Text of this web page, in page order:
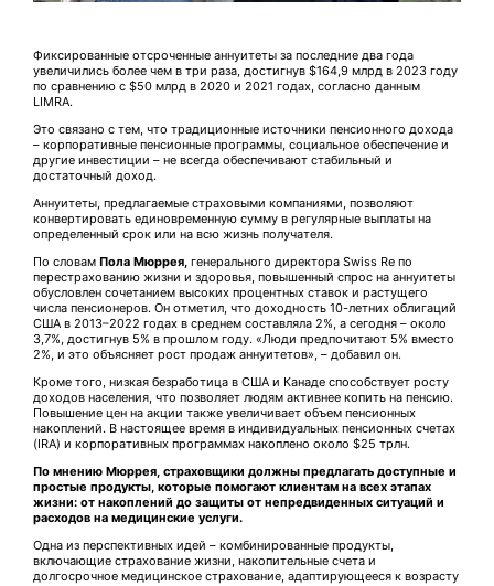
Фиксированные отсроченные аннуитеты за последние два года
увеличились более чем в три раза, достигнув $164,9 млрд в 2023 году
по сравнению с $50 млрд в 2020 и 2021 годах, согласно данным
LIMRA.
Это связано с тем, что традиционные источники пенсионного дохода
– корпоративные пенсионные программы, социальное обеспечение и
другие инвестиции – не всегда обеспечивают стабильный и
достаточный доход.
Аннуитеты, предлагаемые страховыми компаниями, позволяют
конвертировать единовременную сумму в регулярные выплаты на
определенный срок или на всю жизнь получателя.
По словам Пола Мюррея, генерального директора Swiss Re по
перестрахованию жизни и здоровья, повышенный спрос на аннуитеты
обусловлен сочетанием высоких процентных ставок и растущего
числа пенсионеров. Он отметил, что доходность 10-летних облигаций
США в 2013–2022 годах в среднем составляла 2%, а сегодня – около
3,7%, достигнув 5% в прошлом году. «Люди предпочитают 5% вместо
2%, и это объясняет рост продаж аннуитетов», – добавил он.
Кроме того, низкая безработица в США и Канаде способствует росту
доходов населения, что позволяет людям активнее копить на пенсию.
Повышение цен на акции также увеличивает объем пенсионных
накоплений. В настоящее время в индивидуальных пенсионных счетах
(IRA) и корпоративных программах накоплено около $25 трлн.
По мнению Мюррея, страховщики должны предлагать доступные и
простые продукты, которые помогают клиентам на всех этапах
жизни: от накоплений до защиты от непредвиденных ситуаций и
расходов на медицинские услуги.
Одна из перспективных идей – комбинированные продукты,
включающие страхование жизни, накопительные счета и
долгосрочное медицинское страхование, адаптирующееся к возрасту